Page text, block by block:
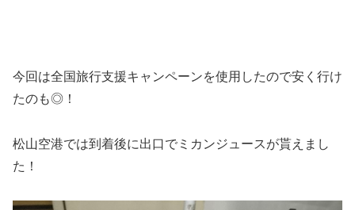
今回は全国旅行支援キャンペーンを使用したので安く行け
たのも◎！
松山空港では到着後に出口でミカンジュースが貰えまし
た！